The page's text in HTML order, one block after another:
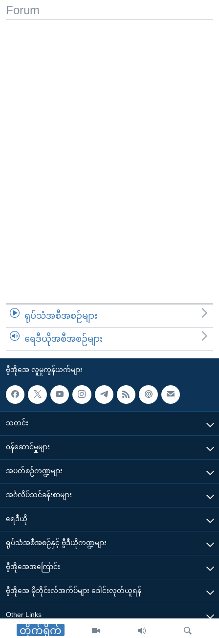
တိုက်ရိုက်
Forum
ရုပ်သံအစီအစဉ်များ
ရေဒီယိုအစီအစဉ်များ
ဗွီအိုအေ လူမှုကွန်ယက်များ
သတင်း
၀န်ဆောင်မှုများ
အပတ်စဉ်ကဏ္ဍများ
အင်္ဂလိပ်သင်ခန်းစာများ
ရေဒီယို
ရုပ်သံအစီအစဉ်နှင့် ဗွီဒီယိုကဏ္ဍများ
ဗွီအိုအေအကြောင်း
ဗွီအိုအေ မိုဘိုင်းလ်အက်ပ်များ ဒေါင်းလုတ်ယူရန်
Other Links